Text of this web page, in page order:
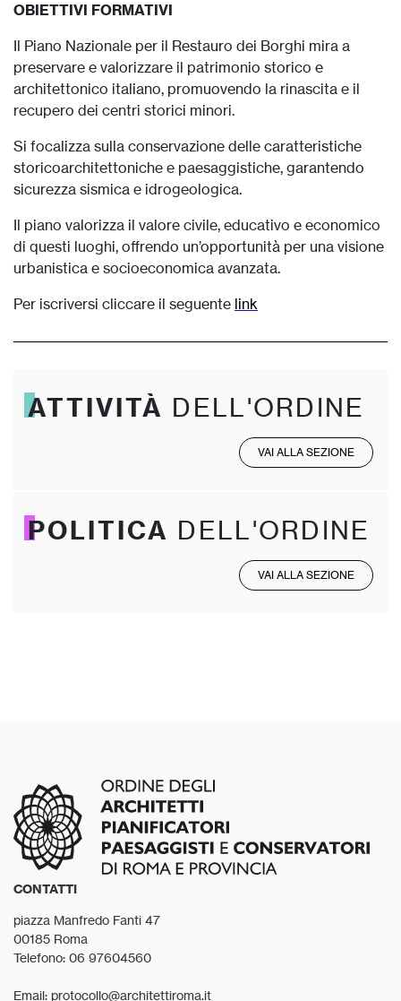
OBIETTIVI FORMATIVI
Il Piano Nazionale per il Restauro dei Borghi mira a
preservare e valorizzare il patrimonio storico e
architettonico italiano, promuovendo la rinascita e il
recupero dei centri storici minori.
Si focalizza sulla conservazione delle caratteristiche
storicoarchitettoniche e paesaggistiche, garantendo
sicurezza sismica e idrogeologica.
Il piano valorizza il valore civile, educativo e economico
di questi luoghi, offrendo un’opportunità per una visione
urbanistica e socioeconomica avanzata.
Per iscriversi cliccare il seguente link
ATTIVITÀ DELL'ORDINE
VAI ALLA SEZIONE
POLITICA DELL'ORDINE
VAI ALLA SEZIONE
CONTATTI
piazza Manfredo Fanti 47
00185 Roma
Telefono: 06 97604560
Email: protocollo@architettiroma.it